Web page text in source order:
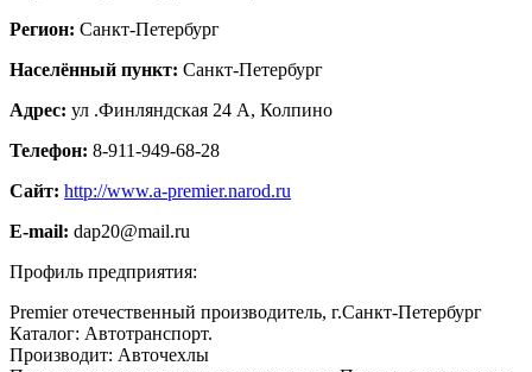
Регион: Санкт-Петербург
Населённый пункт: Санкт-Петербург
Адрес: ул .Финляндская 24 А, Колпино
Телефон: 8-911-949-68-28
Сайт: http://www.a-premier.narod.ru
E-mail: dap20@mail.ru
Профиль предприятия:
Premier отечественный производитель, г.Санкт-Петербург
Каталог: Автотранспорт.
Производит: Авточехлы